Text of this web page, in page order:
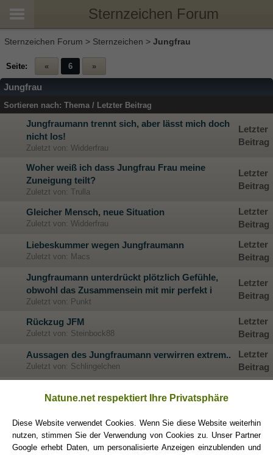
Sternzeichen Forum
Sternzeichen Forum > Sternzeichen > Jungfrau
Seite: « 6 »
Jungfrau
Sortieren nach: Thema / Letzter Beitrag
Jungfraumann trennt sich, aber lässt mich doch
nicht los!
Zuletzt von: Widderfrau
Letzter
Beitrag
Woher weiß ich dass Jungfrau Frau meine
Zuneigung teilt?
Zuletzt von: Trulla
Letzter
Beitrag
Gleicher Mensch, neue Situation
Zuletzt von: Widderfrau
Letzter
Beitrag
Liebeskummer wegen Jungfraumann
Zuletzt von: Macs
Letzter
Beitrag
Jungfraumann unterdrückt plötzlich Gefühle,
obwohl das Zusammensein mit mir perfekt i
Zuletzt von: Punkt
Letzter
Beitrag
Rückzug JFM
Zuletzt von: Steinbock88
Letzter
Beitrag
Aussagen des Jungfraumann verwirren extrem..
Zuletzt von: Schlingelchen
Letzter
Beitrag
Zuletzt von: comeasyouare
JFM hat Angst vor einer festen Bindung mit
Widderdame - hält er mich hin?
Zuletzt von: Schlingelchen
Letzter
Beitrag
Natune.net respektiert Ihre Privatsphäre
Diese Website verwendet Cookies. Wenn Sie diese Website weiterhin
nutzen, stimmen Sie der Verwendung von Cookies zu. Unser Partner
Google erhebt Daten, um personalisierte Anzeigen einzublenden und